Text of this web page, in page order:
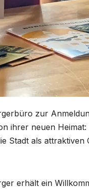
zur
ihrer neuen
Stadt als
erhält ein